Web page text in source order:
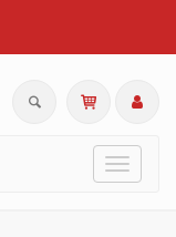
Toggle